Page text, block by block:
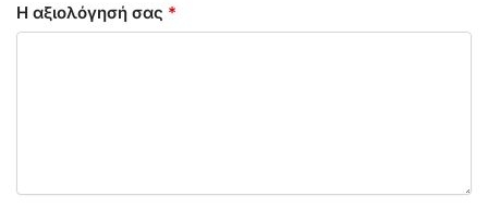
Η αξιολόγησή σας *